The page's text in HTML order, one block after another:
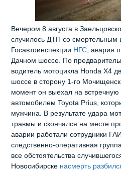
Вечером 8 августа в
случилось ДТП со смертельным
Госавтоинспекции НГС, авария
Дачном шоссе. По
водитель мотоцикла Honda X4
шоссе в сторону 1‑го
момент он выехал на встречную
автомобилем Toyota Prius,
мужчина. В результате удара
травмы и скончался на месте
аварии работали сотрудники
следственно‑оперативная
все обстоятельства
Новосибирске насмерть